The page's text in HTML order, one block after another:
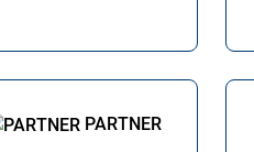
PARTNER